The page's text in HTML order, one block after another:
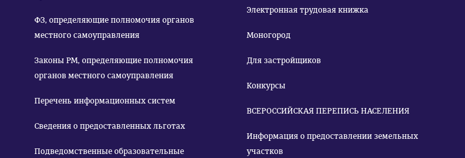
ФЗ, определяющие полномочия органов
местного самоуправления
Законы РМ, определяющие полномочия
органов местного самоуправления
Перечень информационных систем
Сведения о предоставленных льготах
Подведомственные образовательные
Электронная трудовая книжка
Моногород
Для застройщиков
Конкурсы
ВСЕРОССИЙСКАЯ ПЕРЕПИСЬ НАСЕЛЕНИЯ
Информация о предоставлении земельных
участков